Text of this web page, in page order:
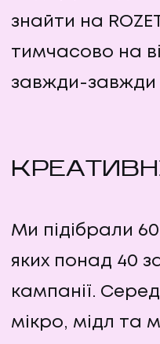
знайти на
тимчасово на
завжди-завжди
Ми підібрали
яких понад 40
кампанії.
мікро, мідл та